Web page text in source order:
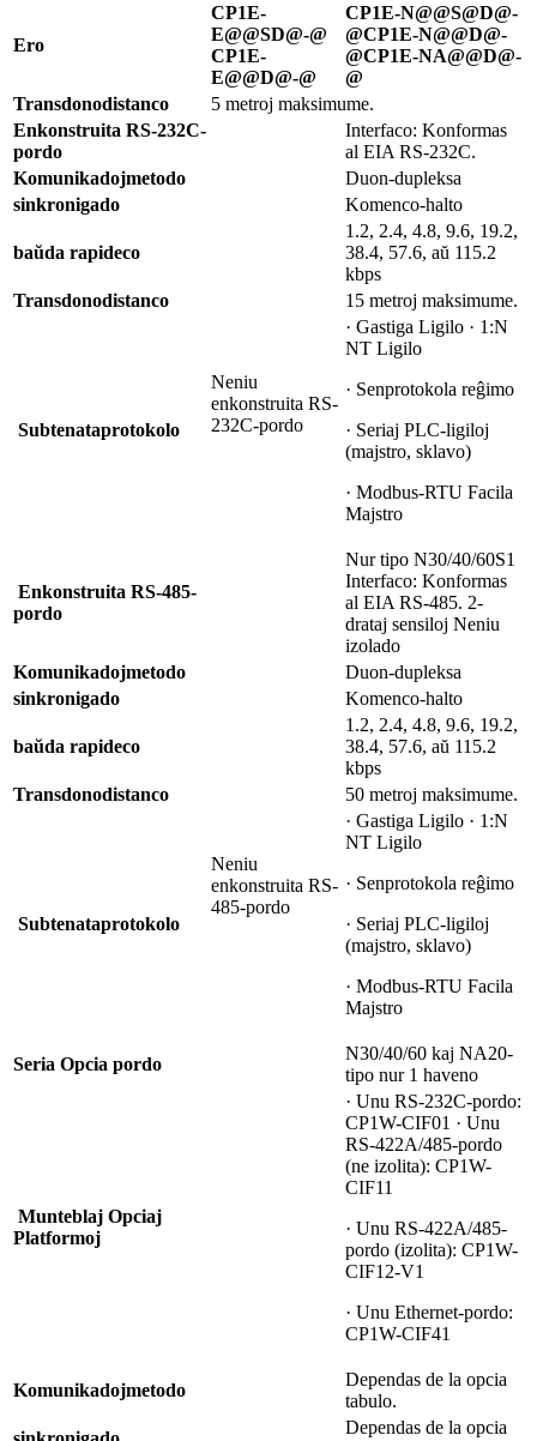
Ero
CP1E-
E@@SD@-@
CP1E-
E@@D@-@
CP1E-N@@S@D@-
@CP1E-N@@D@-
@CP1E-NA@@D@-
@
Transdonodistanco
5 metroj maksimume.
Enkonstruita RS-232C-
pordo
Neniu
enkonstruita RS-
232C-pordo
Interfaco: Konformas
al EIA RS-232C.
Komunikadojmetodo
Duon-dupleksa
sinkronigado
Komenco-halto
baŭda rapideco
1.2, 2.4, 4.8, 9.6, 19.2,
38.4, 57.6, aŭ 115.2
kbps
Transdonodistanco 15 metroj maksimume.
Subtenataprotokolo
· Gastiga Ligilo · 1:N
NT Ligilo
· Senprotokola reĝimo
· Seriaj PLC-ligiloj
(majstro, sklavo)
· Modbus-RTU Facila
Majstro
Enkonstruita RS-485-
pordo
Neniu
enkonstruita RS-
485-pordo
Nur tipo N30/40/60S1
Interfaco: Konformas
al EIA RS-485. 2-
drataj sensiloj Neniu
izolado
Komunikadojmetodo
Duon-dupleksa
sinkronigado
Komenco-halto
baŭda rapideco
1.2, 2.4, 4.8, 9.6, 19.2,
38.4, 57.6, aŭ 115.2
kbps
Transdonodistanco 50 metroj maksimume.
Subtenataprotokolo
· Gastiga Ligilo · 1:N
NT Ligilo
· Senprotokola reĝimo
· Seriaj PLC-ligiloj
(majstro, sklavo)
· Modbus-RTU Facila
Majstro
Seria Opcia pordo
N30/40/60 kaj NA20-
tipo nur 1 haveno
Munteblaj Opciaj
Platformoj
· Unu RS-232C-pordo:
CP1W-CIF01 · Unu
RS-422A/485-pordo
(ne izolita): CP1W-
CIF11
· Unu RS-422A/485-
pordo (izolita): CP1W-
CIF12-V1
· Unu Ethernet-pordo:
CP1W-CIF41
Komunikadojmetodo
Dependas de la opcia
tabulo.
Dependas de la opcia